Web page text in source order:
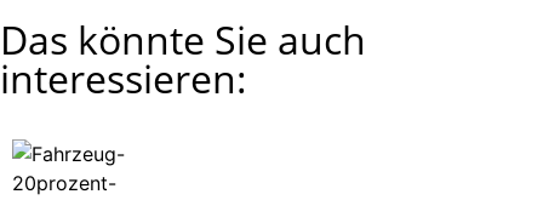
Das könnte Sie auch
interessieren: